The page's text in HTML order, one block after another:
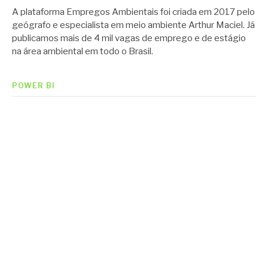
A plataforma Empregos Ambientais foi criada em 2017 pelo
geógrafo e especialista em meio ambiente Arthur Maciel. Já
publicamos mais de 4 mil vagas de emprego e de estágio
na área ambiental em todo o Brasil.
POWER BI